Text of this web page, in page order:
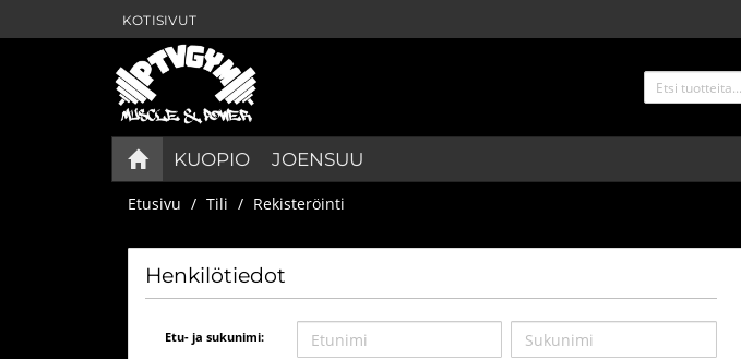
KOTISIVUT
KUOPIO JOENSUU
Etusivu Tili Rekisteröinti
Henkilötiedot
Etu- ja sukunimi: